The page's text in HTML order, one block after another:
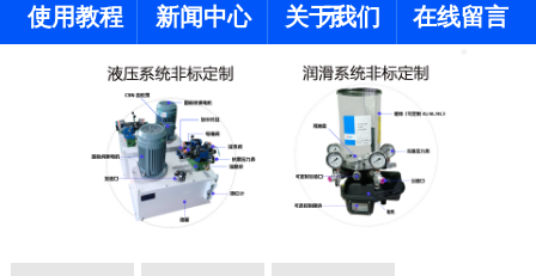
示
使用教程 新闻中心 关于我们 在线留言